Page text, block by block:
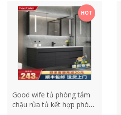
treo tường, giá treo gương
nhà vệ sinh, tủ lưu trữ tủ
gương nhà tắm gương tủ
nhà tắm
HOT
Good wife tủ phòng tắm
chậu rửa tủ kết hợp phòng